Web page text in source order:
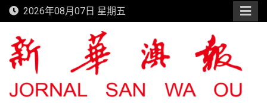
Skip
to
content
2026年08月07日 星期五